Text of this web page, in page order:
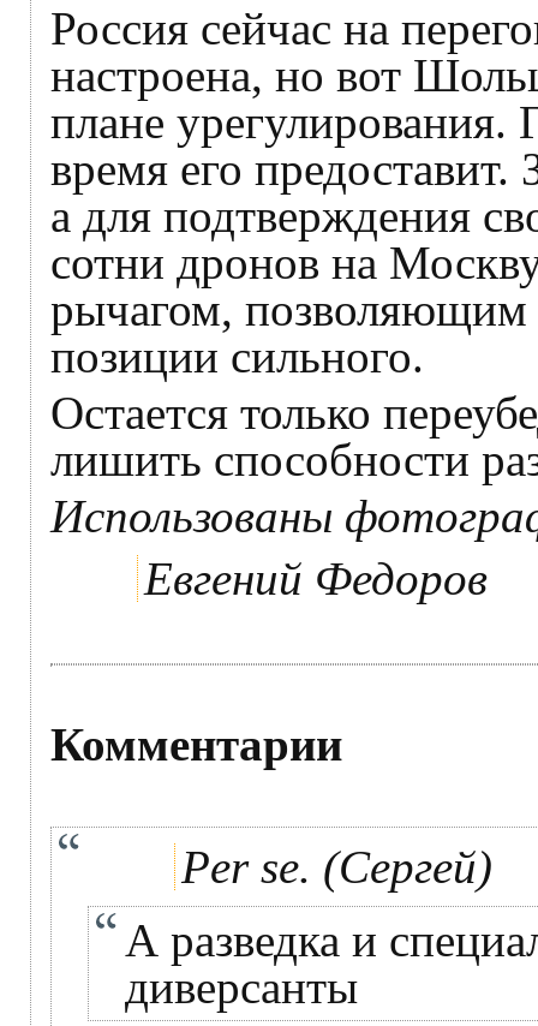
Россия сейчас на
настроена, но вот
плане урегулирования.
время его предоставит.
а для подтверждения
сотни дронов на
рычагом, позволяющим
позиции сильного.
Остается только
лишить способности
Использованы
Евгений Федоров
Комментарии
Per se. (Сергей)
А разведка и
диверсанты